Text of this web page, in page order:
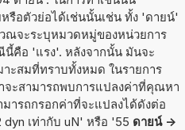
รือตัวย่อได้เช่นนั้นเช่น ทั้ง 'ดายน์'
ณจะระบุหมวดหมู่ของหน่วยการ
นี้คือ 'แรง'. หลังจากนั้น มันจะ
ะสมที่ทราบทั้งหมด ในรายการ
ะสามารถพบการแปลงค่าที่คุณหา
ารถกรอกค่าที่จะแปลงได้ดังต่อ
เท่ากับ uN' หรือ '55 ดายน์ ->